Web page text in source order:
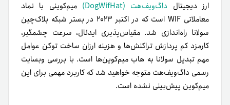
ارز دیجیتال داگ‌ویف‌هت (DogWifHat)
میم‌کوینی با نماد
معاملاتی WIF است که در اکتبر ۲۰۲۳ در بستر شبکه بلاک‌چین
سولانا راه‌اندازی شد. مقیاس‌پذیری ایدئال، سرعت چشمگیر،
کارمزد کم پردازش تراکنش‌ها و هزینه ارزان ساخت توکن عوامل
مهم‌ تبدیل سولانا به هاب میم‌کوین‌ها است. با بررسی وبسایت
رسمی داگ‌ویف‌هت متوجه خواهید شد که کاربرد مهمی برای این
میم‌کوین پیش‌بینی نشده است.